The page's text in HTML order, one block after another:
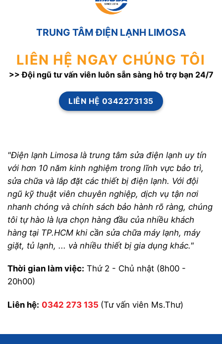
TRUNG TÂM ĐIỆN LẠNH LIMOSA
LIÊN HỆ NGAY CHÚNG TÔI
>> Đội ngũ tư vấn viên luôn sẵn sàng hỗ trợ bạn 24/7
LIÊN HỆ 0342273135
"Điện lạnh Limosa là trung tâm sửa điện lạnh uy tín
với hơn 10 năm kinh nghiệm trong lĩnh vực bảo trì,
sửa chữa và lắp đặt các thiết bị điện lạnh. Với đội
ngũ kỹ thuật viên chuyên nghiệp, dịch vụ tận nơi
nhanh chóng và chính sách bảo hành rõ ràng, chúng
tôi tự hào là lựa chọn hàng đầu của nhiều khách
hàng tại TP.HCM khi cần sửa chữa máy lạnh, máy
giặt, tủ lạnh, ... và nhiều thiết bị gia dụng khác."
Thời gian làm việc: Thứ 2 - Chủ nhật (8h00 -
20h00)
Liên hệ: 0342 273 135 (Tư vấn viên Ms.Thư)